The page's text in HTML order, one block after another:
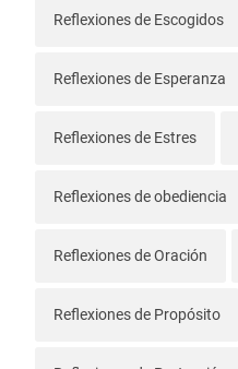
Reflexiones de Escogidos
Reflexiones de Esperanza
Reflexiones de Estres
Reflexiones de obediencia
Reflexiones de Oración
Reflexiones de Propósito